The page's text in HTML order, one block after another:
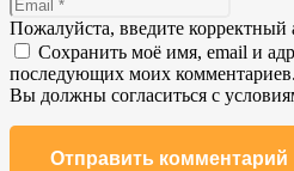
Пожалуйста, введите корректный
Сохранить моё имя, email и
последующих моих комментариев.
Вы должны согласиться с
Отправить комментарий